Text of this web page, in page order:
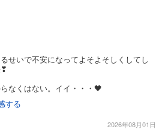
せいで不安になってよそよそしくしてし
なくはない。イイ・・・🖤
する
2026年08月01日